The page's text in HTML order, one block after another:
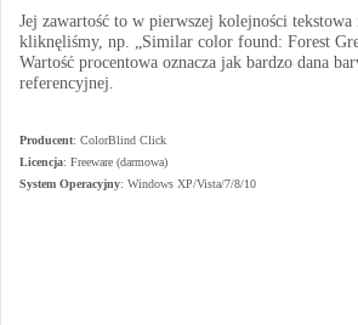
Jej zawartość to w pierwszej kolejności
kliknęliśmy, np. „Similar color found: Forest
Wartość procentowa oznacza jak bardzo dana
referencyjnej.
Producent: ColorBlind Click
Licencja: Freeware (darmowa)
System Operacyjny: Windows XP/Vista/7/8/10